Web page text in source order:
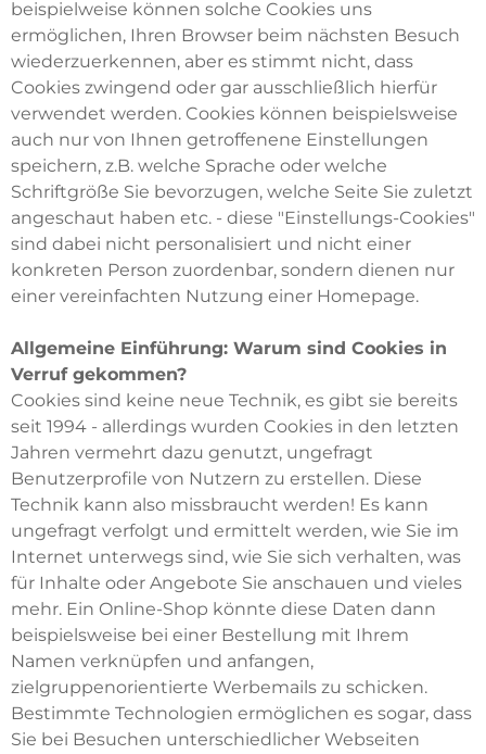
beispielweise können solche Cookies uns
ermöglichen, Ihren Browser beim nächsten Besuch
wiederzuerkennen, aber es stimmt nicht, dass
Cookies zwingend oder gar ausschließlich hierfür
verwendet werden. Cookies können beispielsweise
auch nur von Ihnen getroffenene Einstellungen
speichern, z.B. welche Sprache oder welche
Schriftgröße Sie bevorzugen, welche Seite Sie zuletzt
angeschaut haben etc. - diese "Einstellungs-Cookies"
sind dabei nicht personalisiert und nicht einer
konkreten Person zuordenbar, sondern dienen nur
einer vereinfachten Nutzung einer Homepage.
Allgemeine Einführung: Warum sind Cookies in
Verruf gekommen?
Cookies sind keine neue Technik, es gibt sie bereits
seit 1994 - allerdings wurden Cookies in den letzten
Jahren vermehrt dazu genutzt, ungefragt
Benutzerprofile von Nutzern zu erstellen. Diese
Technik kann also missbraucht werden! Es kann
ungefragt verfolgt und ermittelt werden, wie Sie im
Internet unterwegs sind, wie Sie sich verhalten, was
für Inhalte oder Angebote Sie anschauen und vieles
mehr. Ein Online-Shop könnte diese Daten dann
beispielsweise bei einer Bestellung mit Ihrem
Namen verknüpfen und anfangen,
zielgruppenorientierte Werbemails zu schicken.
Bestimmte Technologien ermöglichen es sogar, dass
Sie bei Besuchen unterschiedlicher Webseiten